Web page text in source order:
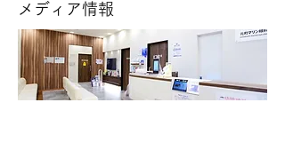
メディア情報